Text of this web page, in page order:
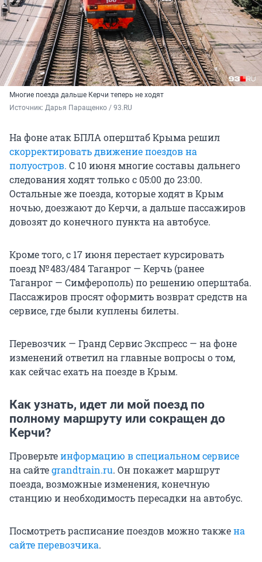
Многие поезда дальше Керчи теперь не ходят
Источник: Дарья Паращенко / 93.RU
На фоне атак БПЛА оперштаб Крыма решил
скорректировать движение поездов на
полуостров. С 10 июня многие составы дальнего
следования ходят только с 05:00 до 23:00.
Остальные же поезда, которые ходят в Крым
ночью, доезжают до Керчи, а дальше пассажиров
довозят до конечного пункта на автобусе.
Кроме того, с 17 июня перестает курсировать
поезд № 483/484 Таганрог — Керчь (ранее
Таганрог — Симферополь) по решению оперштаба.
Пассажиров просят оформить возврат средств на
сервисе, где были куплены билеты.
Перевозчик — Гранд Сервис Экспресс — на фоне
изменений ответил на главные вопросы о том,
как сейчас ехать на поезде в Крым.
Как узнать, идет ли мой поезд по
полному маршруту или сокращен до
Керчи?
Проверьтеинформацию в специальном сервисе
на сайтеgrandtrain.ru. Он покажет маршрут
поезда, возможные изменения, конечную
станцию и необходимость пересадки на автобус.
Посмотреть расписание поездов можно такжена
сайте перевозчика.